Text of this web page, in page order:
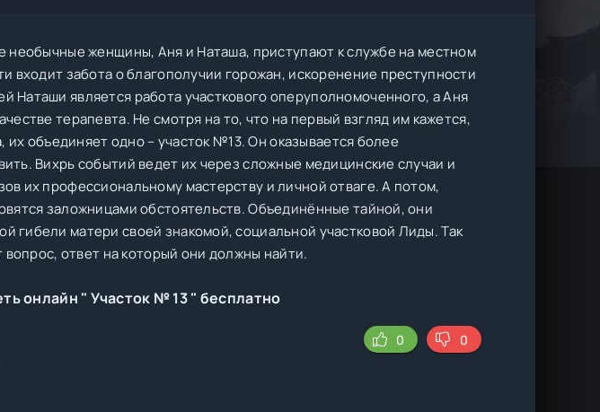
необычные женщины, Аня и Наташа, приступают к службе на местном
входит забота о благополучии горожан, искоренение преступности
Наташи является работа участкового оперуполномоченного, а Аня
терапевта. Не смотря на то, что на первый взгляд им кажется,
их объединяет одно – участок №13. Он оказывается более
Вихрь событий ведет их через сложные медицинские случаи и
их профессиональному мастерству и личной отваге. А потом,
заложницами обстоятельств. Объединённые тайной, они
гибели матери своей знакомой, социальной участковой Лиды. Так
ответ на который они должны найти.
онлайн " Участок № 13 " бесплатно
0 0